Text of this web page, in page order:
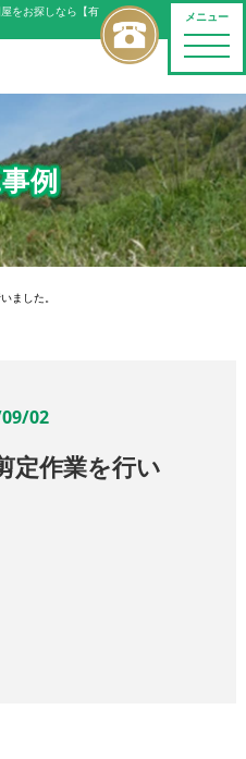
メニュー
toggle
をお探しなら【有
例
ました。
02
定作業を行い